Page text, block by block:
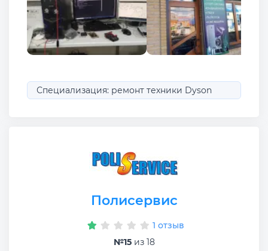
Специализация: ремонт техники Dyson
Полисервис
1 отзыв
№15из 18